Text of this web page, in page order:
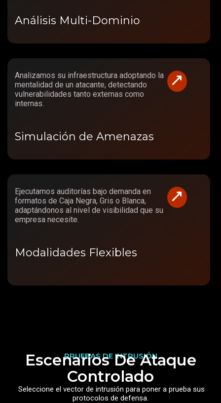
Análisis Multi-Dominio
Analizamos su infraestructura adoptando la
mentalidad de un atacante, detectando
vulnerabilidades tanto externas como
internas.
Simulación de Amenazas
Ejecutamos auditorías bajo demanda en
formatos de Caja Negra, Gris o Blanca,
adaptándonos al nivel de visibilidad que su
empresa necesite.
Modalidades Flexibles
PRUEBAS DE INTRUSIÓN
Escenarios De Ataque
Controlado
Seleccione el vector de intrusión para poner a prueba sus
protocolos de defensa.